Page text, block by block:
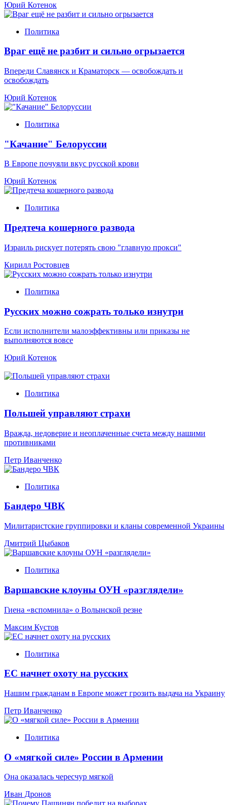
Юрий Котенок
Политика
Враг ещё не разбит и сильно огрызается
Впереди Славянск и Краматорск — освобождать и
освобождать
Юрий Котенок
Политика
"Качание" Белоруссии
В Европе почуяли вкус русской крови
Юрий Котенок
Политика
Предтеча кошерного развода
Израиль рискует потерять свою "главную прокси"
Кирилл Ростовцев
Политика
Русских можно сожрать только изнутри
Если исполнители малоэффективны или приказы не
выполняются вовсе
Юрий Котенок
Политика
Польшей управляют страхи
Вражда, недоверие и неоплаченные счета между нашими
противниками
Петр Иванченко
Политика
Бандеро ЧВК
Милитаристские группировки и кланы современной Украины
Дмитрий Цыбаков
Политика
Варшавские клоуны ОУН «разглядели»
Гиена «вспомнила» о Волынской резне
Максим Кустов
Политика
ЕС начнет охоту на русских
Нашим гражданам в Европе может грозить выдача на Украину
Петр Иванченко
Политика
О «мягкой силе» России в Армении
Она оказалась чересчур мягкой
Иван Дронов